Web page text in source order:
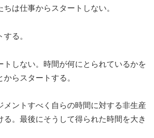
ちは仕事からスタートしない。
る。
トしない。時間が何にとられているかを
らスタートする。
メントすべく自らの時間に対する非生産
る。最後にそうして得られた時間を大き